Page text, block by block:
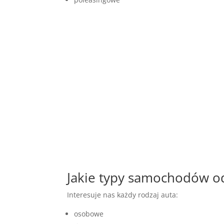
Jakie typy samochodów
Interesuje nas każdy rodzaj auta:
osobowe